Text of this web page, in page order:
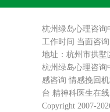
杭州绿岛心理咨询
工作时间 当面咨
地址：杭州市拱墅
杭州绿岛心理咨询
感咨询 情感挽回
台 精神科医生在
Copyright 2007-